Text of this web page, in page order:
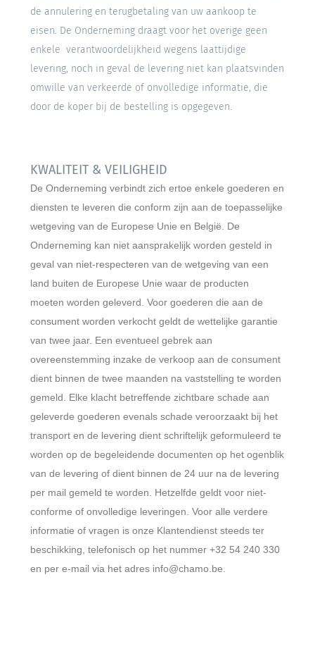
de annulering en terugbetaling van uw aankoop te
eisen. De Onderneming draagt voor het overige geen
enkele verantwoordelijkheid wegens laattijdige
levering, noch in geval de levering niet kan plaatsvinden
omwille van verkeerde of onvolledige informatie, die
door de koper bij de bestelling is opgegeven.
KWALITEIT & VEILIGHEID
De Onderneming verbindt zich ertoe enkele goederen en
diensten te leveren die conform zijn aan de toepasselijke
wetgeving van de Europese Unie en België. De
Onderneming kan niet aansprakelijk worden gesteld in
geval van niet-respecteren van de wetgeving van een
land buiten de Europese Unie waar de producten
moeten worden geleverd. Voor goederen die aan de
consument worden verkocht geldt de wettelijke garantie
van twee jaar. Een eventueel gebrek aan
overeenstemming inzake de verkoop aan de consument
dient binnen de twee maanden na vaststelling te worden
gemeld. Elke klacht betreffende zichtbare schade aan
geleverde goederen evenals schade veroorzaakt bij het
transport en de levering dient schriftelijk geformuleerd te
worden op de begeleidende documenten op het ogenblik
van de levering of dient binnen de 24 uur na de levering
per mail gemeld te worden. Hetzelfde geldt voor niet-
conforme of onvolledige leveringen. Voor alle verdere
informatie of vragen is onze Klantendienst steeds ter
beschikking, telefonisch op het nummer +32 54 240 330
en per e-mail via het adres info@chamo.be.